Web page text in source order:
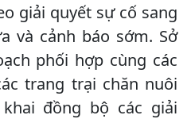
giải quyết sự cố sang
và cảnh báo sớm. Sở
phối hợp cùng các
trang trại chăn nuôi
đồng bộ các giải